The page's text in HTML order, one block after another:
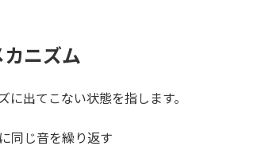
ニズム
出てこない状態を指します。
同じ音を繰り返す